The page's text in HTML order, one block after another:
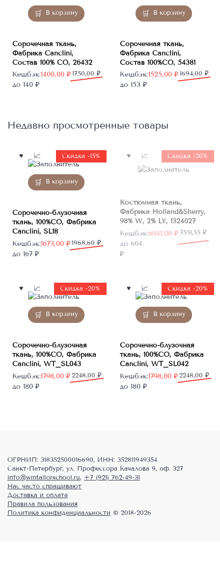
В корзину
Сорочечная ткань,
Фабрика Canclini,
Состав 100% CO, 26432
1750,00 ₽
Первоначальная
цена
1400,00 ₽
Текущая
цена:
Кешбэк:
до 140 ₽
В корзину
Сорочечная ткань,
Фабрика Canclini,
Состав 100%CO, 54381
1694,00 ₽
Первоначальная
цена
1525,00 ₽
Текущая
цена:
Кешбэк:
до 153 ₽
Недавно просмотренные товары
В корзину
Скидка -15%
Сорочечно-блузочная
ткань, 100%CO, Фабрика
Canclini, SL18
1968,60 ₽
Первоначальная
цена
1673,00 ₽
Текущая
цена:
Кешбэк:
до 167 ₽
Нет в
наличииСкидка -20%
Костюмная ткань,
Фабрика Holland&Sherry,
98% W, 2% LY, 1324027
7551,55 ₽
Первоначальная
цена
составляла
6041,00 ₽
Текущая
цена:
6041,00 ₽.
Кешбэк:
до 604
₽
В корзину
Скидка -20%
Сорочечно-блузочная
ткань, 100%CO, Фабрика
Canclini, WT_SL043
2248,00 ₽
Первоначальная
цена
1798,00 ₽
Текущая
цена:
Кешбэк:
до 180 ₽
В корзину
Скидка -20%
Сорочечно-блузочная
ткань, 100%CO, Фабрика
Canclini, WT_SL042
2248,00 ₽
Первоначальная
цена
1798,00 ₽
Текущая
цена:
Кешбэк:
до 180 ₽
ОГРНИП: 318352500016690, ИНН: 352811949354
Санкт-Петербург, ул. Профессора Качалова 9, оф. 327
info@wmtailorschool.ru, +7 (921) 762-49-31
Нас часто спрашивают
Доставка и оплата
Правила пользования
Политика конфиденциальности © 2018-2026